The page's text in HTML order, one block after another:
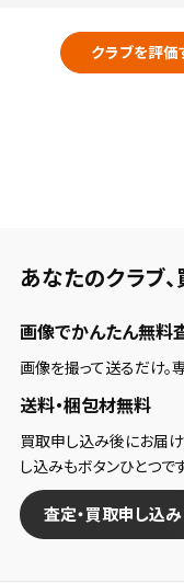
クラブを評価
あなたのクラブ、
画像でかんたん無料
画像を撮って送るだけ。
送料・梱包材無料
買取申し込み後にお届
し込みもボタンひとつです
査定・買取申し込み